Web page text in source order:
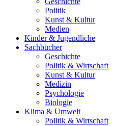
Politik
Kunst & Kultur
Medien
Kinder & Jugendliche
Sachbücher
Geschichte
Politik & Wirtschaft
Kunst & Kultur
Medizin
Psychologie
Biologie
Klima & Umwelt
Politik & Wirtschaft